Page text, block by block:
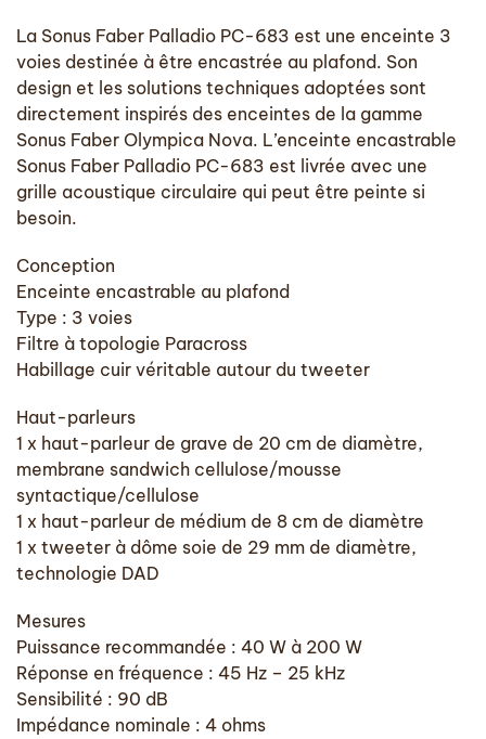
La Sonus Faber Palladio PC-683 est une enceinte 3
voies destinée à être encastrée au plafond. Son
design et les solutions techniques adoptées sont
directement inspirés des enceintes de la gamme
Sonus Faber Olympica Nova. L’enceinte encastrable
Sonus Faber Palladio PC-683 est livrée avec une
grille acoustique circulaire qui peut être peinte si
besoin.
Conception
Enceinte encastrable au plafond
Type : 3 voies
Filtre à topologie Paracross
Habillage cuir véritable autour du tweeter
Haut-parleurs
1 x haut-parleur de grave de 20 cm de diamètre,
membrane sandwich cellulose/mousse
syntactique/cellulose
1 x haut-parleur de médium de 8 cm de diamètre
1 x tweeter à dôme soie de 29 mm de diamètre,
technologie DAD
Mesures
Puissance recommandée : 40 W à 200 W
Réponse en fréquence : 45 Hz – 25 kHz
Sensibilité : 90 dB
Impédance nominale : 4 ohms